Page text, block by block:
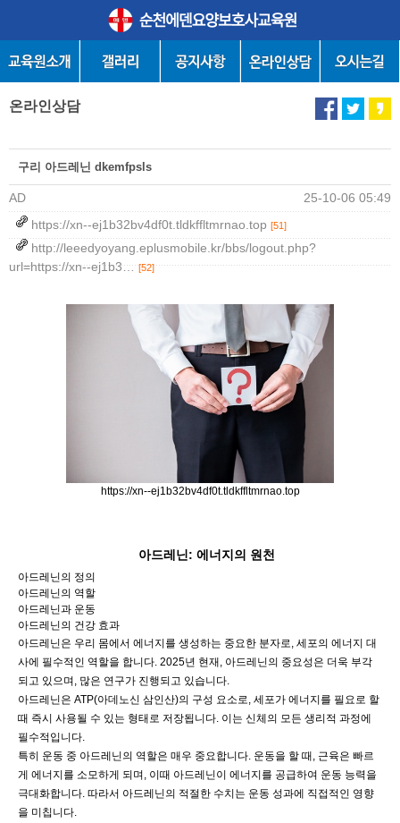
온라인상담
구리 아드레닌 dkemfpsls
AD
25-10-06 05:49
https://xn--ej1b32bv4df0t.tldkffltmrnao.top [51]
http://leeedyoyang.eplusmobile.kr/bbs/logout.php?
url=https://xn--ej1b3… [52]
https://xn--ej1b32bv4df0t.tldkffltmrnao.top
아드레닌: 에너지의 원천
아드레닌의 정의
아드레닌의 역할
아드레닌과 운동
아드레닌의 건강 효과
아드레닌은 우리 몸에서 에너지를 생성하는 중요한 분자로, 세포의 에너지 대
사에 필수적인 역할을 합니다. 2025년 현재, 아드레닌의 중요성은 더욱 부각
되고 있으며, 많은 연구가 진행되고 있습니다.
아드레닌은 ATP(아데노신 삼인산)의 구성 요소로, 세포가 에너지를 필요로 할
때 즉시 사용될 수 있는 형태로 저장됩니다. 이는 신체의 모든 생리적 과정에
필수적입니다.
특히 운동 중 아드레닌의 역할은 매우 중요합니다. 운동을 할 때, 근육은 빠르
게 에너지를 소모하게 되며, 이때 아드레닌이 에너지를 공급하여 운동 능력을
극대화합니다. 따라서 아드레닌의 적절한 수치는 운동 성과에 직접적인 영향
을 미칩니다.